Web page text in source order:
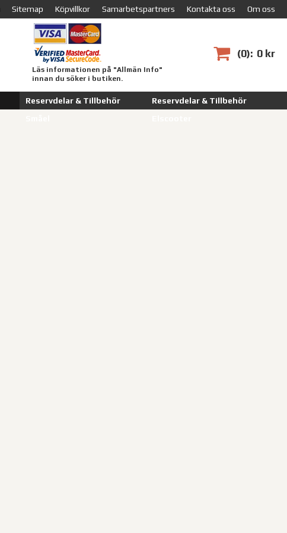
Sitemap Köpvillkor Samarbetspartners Kontakta oss Om oss
0 0 kr
Läs informationen på "Allmän Info"
innan du söker i butiken.
Reservdelar & Tillbehör
Reservdelar & Tillbehör